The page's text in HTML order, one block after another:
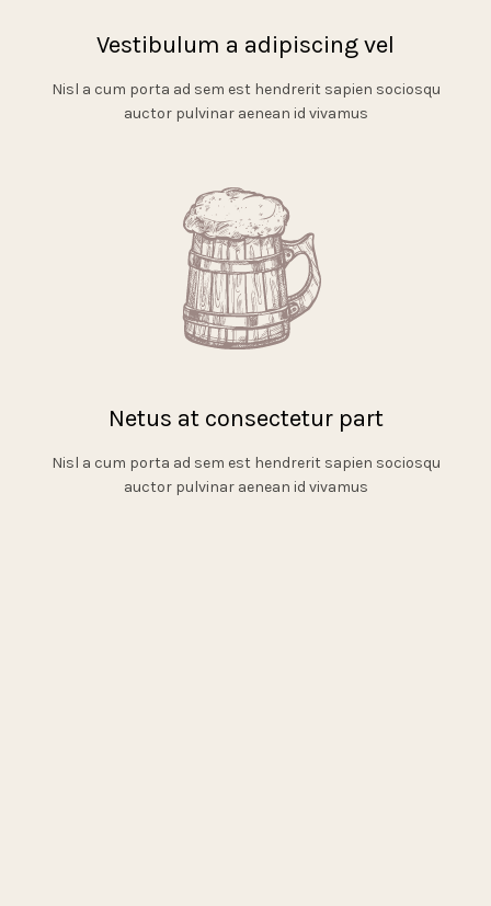
Vestibulum a adipiscing vel
Nisl a cum porta ad sem est hendrerit sapien sociosqu
auctor pulvinar aenean id vivamus
Netus at consectetur part
Nisl a cum porta ad sem est hendrerit sapien sociosqu
auctor pulvinar aenean id vivamus